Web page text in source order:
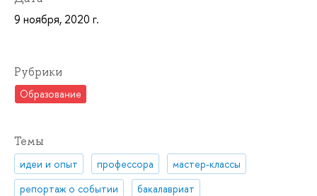
9 ноября, 2020 г.
Рубрики
Образование
Темы
идеи и опыт профессора
мастер-классы
репортаж о событии
бакалавриат